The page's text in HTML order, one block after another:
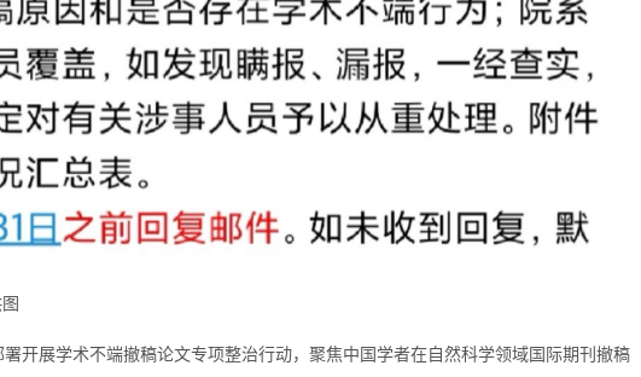
开展学术不端撤稿论文专项整治行动，聚焦中国学者在自然科学领域国际期刊撤稿